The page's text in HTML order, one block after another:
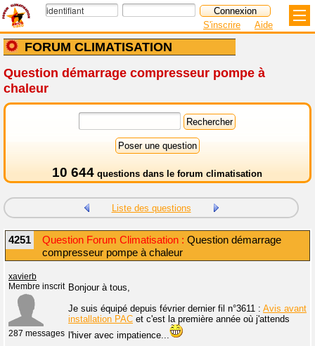
FORUM CLIMATISATION
S'inscrire Aide
Question démarrage compresseur pompe à
chaleur
10 644 questions dans le forum climatisation
Liste des questions
4251 Question Forum Climatisation : Question démarrage
compresseur pompe à chaleur
xavierb
Membre inscrit
287 messages
Bonjour à tous,
Je suis équipé depuis février dernier fil n°3611 : Avis avant
installation PAC et c'est la première année où j'attends
l'hiver avec impatience...